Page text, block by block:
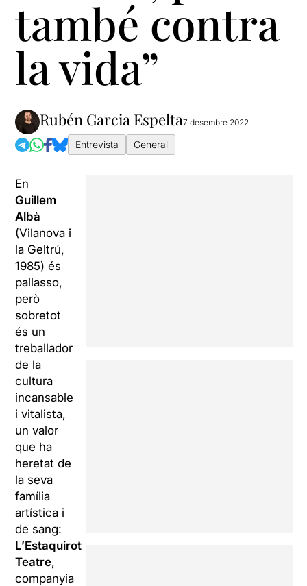
també contra
la vida”
Rubén Garcia Espelta7 desembre 2022
Entrevista General
En
Guillem
Albà
(Vilanova i
la Geltrú,
1985) és
pallasso,
però
sobretot
és un
treballador
de la
cultura
incansable
i vitalista,
un valor
que ha
heretat de
la seva
família
artística i
de sang:
L’Estaquirot
Teatre,
companyia